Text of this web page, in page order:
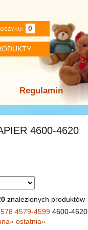
0
Regulamin
4600-4620
znalezionych produktów
4579-4599 4600-4620
» ostatnia»